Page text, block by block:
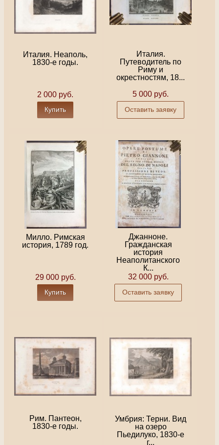
Италия. Неаполь,
1830-е годы.
2 000 руб.
Купить
Италия.
Путеводитель по
Риму и
окрестностям, 18...
5 000 руб.
Оставить заявку
Милло. Римская
история, 1789 год.
29 000 руб.
Купить
Джанноне.
Гражданская
история
Неаполитанского
К...
32 000 руб.
Оставить заявку
Рим. Пантеон,
1830-е годы.
Умбрия: Терни. Вид
на озеро
Пьедилуко, 1830-е
г...